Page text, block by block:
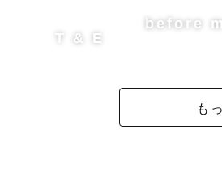
皆様のことを教えてください🍀
T & E
before
も